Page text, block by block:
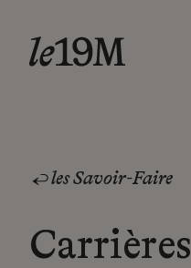
les Savoir-Faire
Carrières